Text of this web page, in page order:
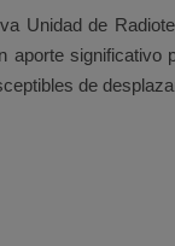
Unidad de
aporte
de